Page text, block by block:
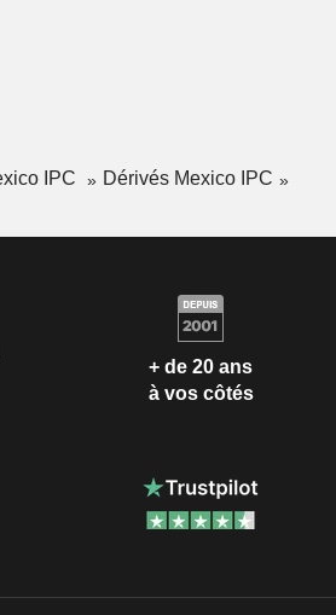
IPC
Dérivés Mexico IPC
+ de 20 ans
à vos côtés